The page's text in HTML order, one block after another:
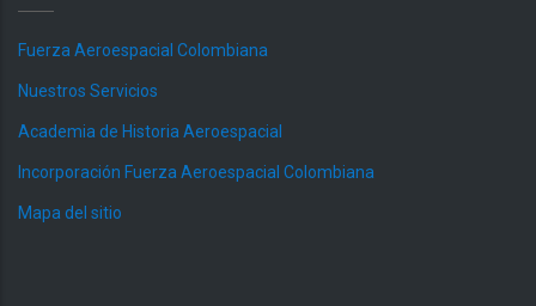
Fuerza Aeroespacial Colombiana
Nuestros Servicios
Academia de Historia Aeroespacial
Incorporación Fuerza Aeroespacial Colombiana
Mapa del sitio